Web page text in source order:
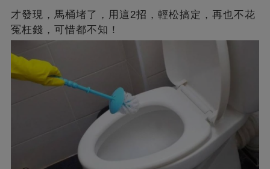
才發現，馬桶堵了，用這2招，輕松搞定，再也不花
冤枉錢，可惜都不知！